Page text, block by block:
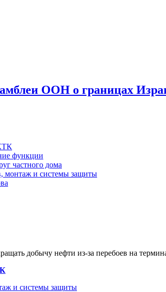
ООН о границах
функции
частного дома
монтаж и системы защиты
добычу нефти из-за перебоев на
и системы защиты